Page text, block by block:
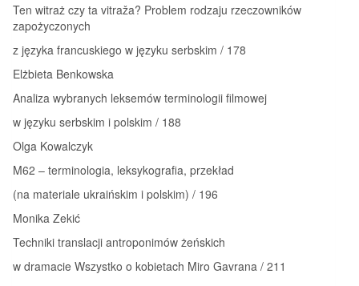
Ten witraż czy ta vitraža? Problem rodzaju rzeczowników
zapożyczonych
z języka francuskiego w języku serbskim / 178
Elżbieta Benkowska
Analiza wybranych leksemów terminologii filmowej
w języku serbskim i polskim / 188
Olga Kowalczyk
M62 – terminologia, leksykografia, przekład
(na materiale ukraińskim i polskim) / 196
Monika Zekić
Techniki translacji antroponimów żeńskich
w dramacie Wszystko o kobietach Miro Gavrana / 211